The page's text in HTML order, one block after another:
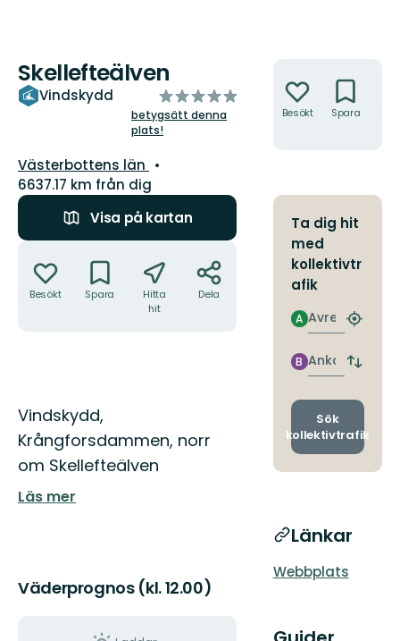
Skellefteälven
Vindskydd
av
5
stjärnor
betygsätt denna
plats!
Län:
Västerbottens län
6637.17 km från dig
Visa på kartan
Besökt Spara
Hitta
hit
Dela
Beskrivning
Vindskydd,
Krångforsdammen, norr
om Skellefteälven
Läs mer
Väderprognos (kl. 12.00)
Besökt Spara
Ta dig hit
med
kollektivtr
afik
Avresa
A
Hitta
Ankomst
B
Byt
och
Sök
kollektivtrafik
Länkar
Webbplats